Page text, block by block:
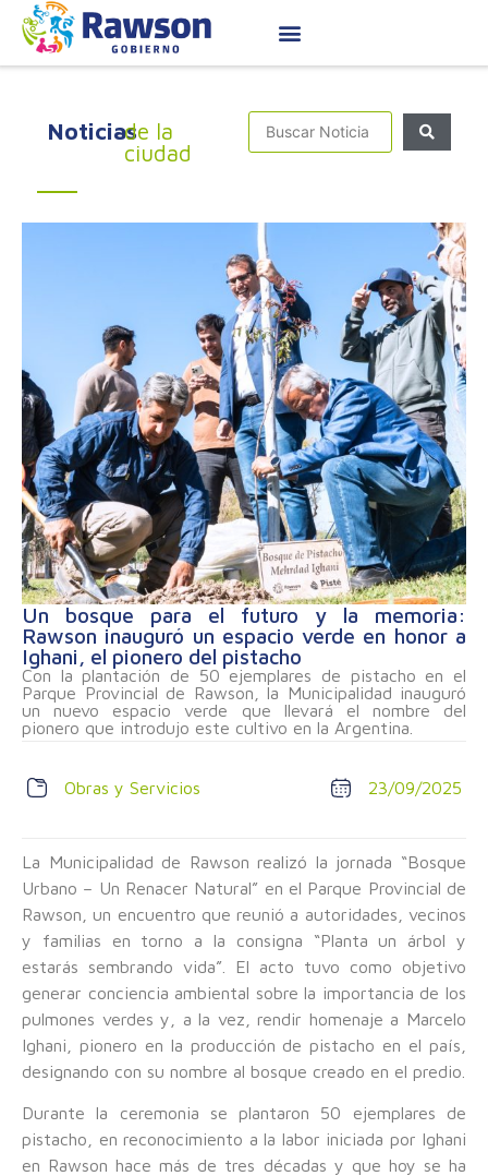
Noticiasde la
ciudad
Un bosque para el futuro y la memoria:
Rawson inauguró un espacio verde en honor a
Ighani, el pionero del pistacho
Con la plantación de 50 ejemplares de pistacho en el
Parque Provincial de Rawson, la Municipalidad inauguró
un nuevo espacio verde que llevará el nombre del
pionero que introdujo este cultivo en la Argentina.
Obras y Servicios 23/09/2025
La Municipalidad de Rawson realizó la jornada “Bosque
Urbano – Un Renacer Natural” en el Parque Provincial de
Rawson, un encuentro que reunió a autoridades, vecinos
y familias en torno a la consigna “Planta un árbol y
estarás sembrando vida”. El acto tuvo como objetivo
generar conciencia ambiental sobre la importancia de los
pulmones verdes y, a la vez, rendir homenaje a Marcelo
Ighani, pionero en la producción de pistacho en el país,
designando con su nombre al bosque creado en el predio.
Durante la ceremonia se plantaron 50 ejemplares de
pistacho, en reconocimiento a la labor iniciada por Ighani
en Rawson hace más de tres décadas y que hoy se ha